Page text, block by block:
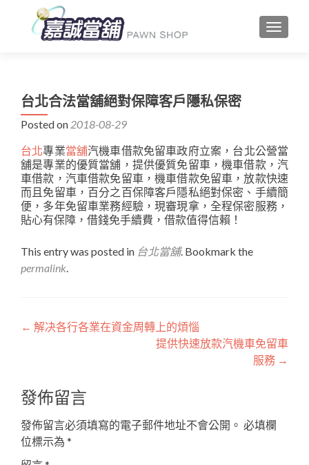
台北合法當舖絕對保障客戶隱私保密
Posted on 2018-08-29
台北專業當舖汽機車借款免留車政府立案，台北公營當
舖是專業的優質當舖，提供優質免留車，機車借款，汽
車借款，汽車借款免留車，機車借款免留車，放款快速
而且免留車，百分之百保障客戶隱私絕對保密、手續簡
便，多年免留車業務經驗，現審現拿，全程保密服務，
貼心有保障，借錢免手續費，借款值得信賴！
This entry was posted in 台北當舖. Bookmark the
permalink.
文
覽
← 解决各行各業在資金周轉上的煩惱
提供快速放款汽機車免留車
服務 →
發佈留言
發佈留言必須填寫的電子郵件地址不會公開。 必填欄
位標示為 *